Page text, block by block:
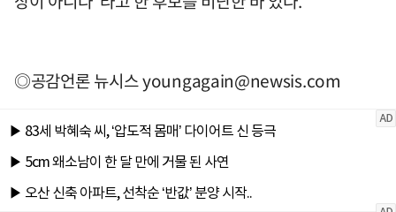
◎공감언론 뉴시스youngagain@newsis.com